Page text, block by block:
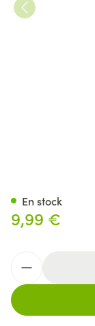
9,99 €
En stock